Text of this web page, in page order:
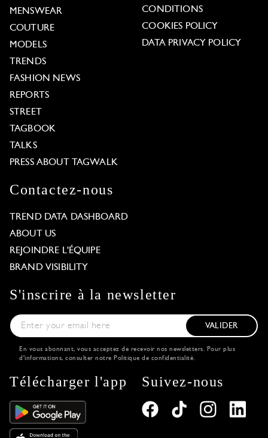
MENSWEAR
COUTURE
MODELS
TRENDS
FASHION NEWS
REPORTS
STREET
TAGBOOK
TALKS
PRESS ABOUT TAGWALK
CONDITIONS
COOKIES POLICY
DATA PRIVACY POLICY
Contactez-nous
TREND DATA DASHBOARD
ABOUT US
REJOINDRE L'ÉQUIPE
BRAND VISIBILITY
S'inscrire à la newsletter
VALIDER
En vous abonnant, vous acceptez de recevoir nos newsletters. Pour plus
d'informations, consulter notre Politique de confidentialité.
Télécharger l'app Suivez-nous